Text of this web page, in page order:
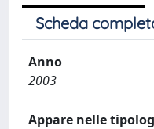
Scheda
Anno
2003
Appare nelle